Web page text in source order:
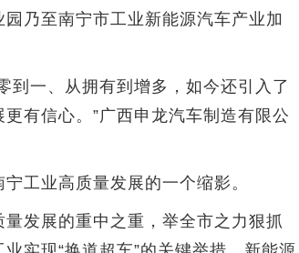
乃至南宁市工业新能源汽车产业加
一、从拥有到增多，如今还引入了
有信心。”广西申龙汽车制造有限公
业高质量发展的一个缩影。
发展的重中之重，举全市之力狠抓